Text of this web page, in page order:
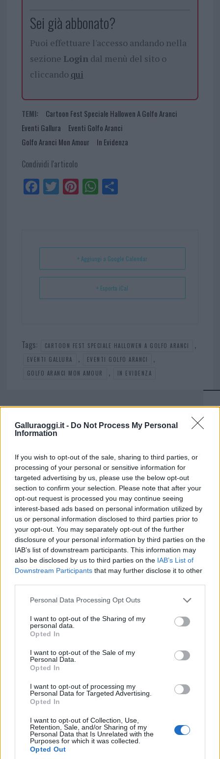
Galluraoggi.it - Do Not Process My Personal
Information
If you wish to opt-out of the sale, sharing to third parties, or
processing of your personal or sensitive information for
targeted advertising by us, please use the below opt-out
section to confirm your selection. Please note that after your
opt-out request is processed you may continue seeing
interest-based ads based on personal information utilized by
us or personal information disclosed to third parties prior to
your opt-out. You may separately opt-out of the further
disclosure of your personal information by third parties on the
IAB’s list of downstream participants. This information may
also be disclosed by us to third parties on the IAB’s List of
Downstream Participants that may further disclose it to other
Please note that this website/app uses one or more Google
not limited to your visit or usage behaviour. You may click to
grant or deny consent to Google and its third-party tags to
use your data for below specified purposes in below Google
consent section.
Personal Data Processing Opt Outs
I want to opt-out of the Sharing of my
personal data.
Opted In
I want to opt-out of the Sale of my
Personal Data.
Opted In
I want to opt-out of processing my
Personal Data for Targeted Advertising.
Opted In
I want to opt-out of Collection, Use,
Retention, Sale, and/or Sharing of my
Personal Data that Is Unrelated with the
Purposes for which it was collected.
Opted Out
Sei già abbonato?
Puoi effettuare l'accesso andando nella
sezione Login dal menù del sito o
cliccando qui
TEMI:
Cartoon Fest Speciale Hallowen A Golfo Aranci
Eventi Gallura
Eventi Golfo Aranci
Golfo Aranci Mon Amour
In Evidenza
Condividi l'articolo
Fa
ce
Tw
itt
Pi
nt
t
W
ha
p
Sh
+ Aggiungi a Google Calendar
+ Esporta iCal
Tags: CARTOON FEST SPECIALE HALLOWEN A GOLFO ARANCI ,
EVENTI GALLURA , EVENTI GOLFO ARANCI ,
GOLFO ARANCI MON AMOUR , IN EVIDENZA